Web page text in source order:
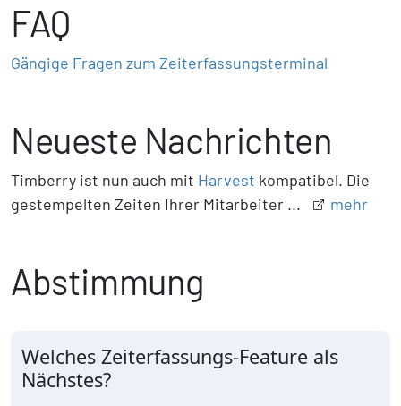
FAQ
Gängige Fragen zum Zeiterfassungsterminal
Neueste Nachrichten
Timberry ist nun auch mit Harvest kompatibel. Die
gestempelten Zeiten Ihrer Mitarbeiter ...
mehr
Abstimmung